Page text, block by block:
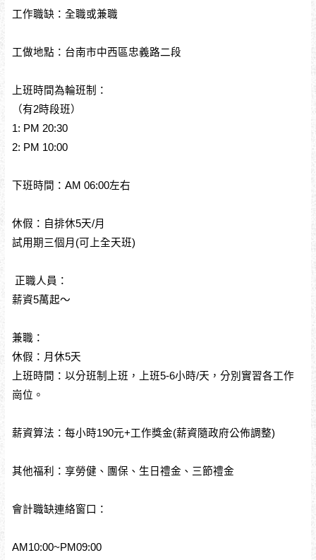
工作職缺：全職或兼職
工做地點：台南市中西區忠義路二段
上班時間為輪班制：
（有2時段班）
1: PM 20:30
2: PM 10:00
下班時間：AM 06:00左右
休假：自排休5天/月
試用期三個月(可上全天班)
正職人員：
薪資5萬起～
兼職：
休假：月休5天
上班時間：以分班制上班，上班5-6小時/天，分別實習各工作
崗位。
薪資算法：每小時190元+工作獎金(薪資隨政府公佈調整)
其他福利：享勞健、團保、生日禮金、三節禮金
會計職缺連絡窗口：
AM10:00~PM09:00